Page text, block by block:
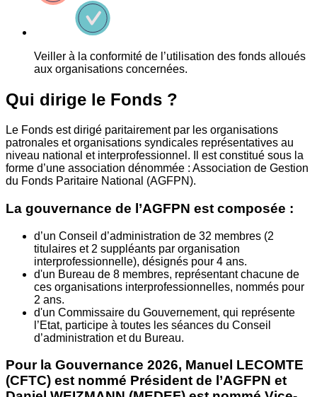
Veiller à la conformité de l’utilisation des fonds alloués
aux organisations concernées.
Qui dirige le Fonds ?
Le Fonds est dirigé paritairement par les organisations
patronales et organisations syndicales représentatives au
niveau national et interprofessionnel. Il est constitué sous la
forme d’une association dénommée : Association de Gestion
du Fonds Paritaire National (AGFPN).
La gouvernance de l’AGFPN est composée :
d’un Conseil d’administration de 32 membres (2
titulaires et 2 suppléants par organisation
interprofessionnelle), désignés pour 4 ans.
d'un Bureau de 8 membres, représentant chacune de
ces organisations interprofessionnelles, nommés pour
2 ans.
d'un Commissaire du Gouvernement, qui représente
l’Etat, participe à toutes les séances du Conseil
d’administration et du Bureau.
Pour la Gouvernance 2026, Manuel LECOMTE
(CFTC) est nommé Président de l’AGFPN et